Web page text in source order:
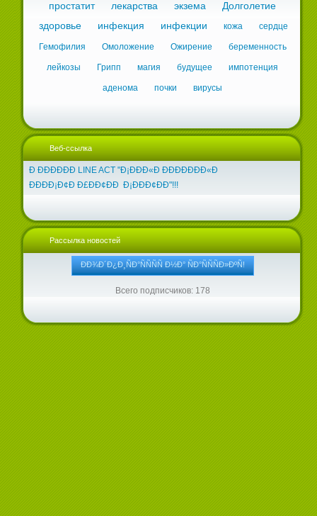
простатит
лекарства экзема
Долголетие
здоровье
инфекция инфекции кожа сердце
Гемофилия Омоложение Ожирение беременность
лейкозы Грипп магия будущее импотенция
аденома почки вирусы
Веб-ссылка
Ð ÐÐÐÐÐÐ LINE ACT "Ð¡ÐÐÐ«Ð ÐÐÐÐÐÐÐ«Ð
ÐÐÐÐ¡Ð¢Ð Ð£ÐÐ¢ÐÐ Ð¡ÐÐÐ¢ÐÐ"!!!
Рассылка новостей
Всего подписчиков: 178